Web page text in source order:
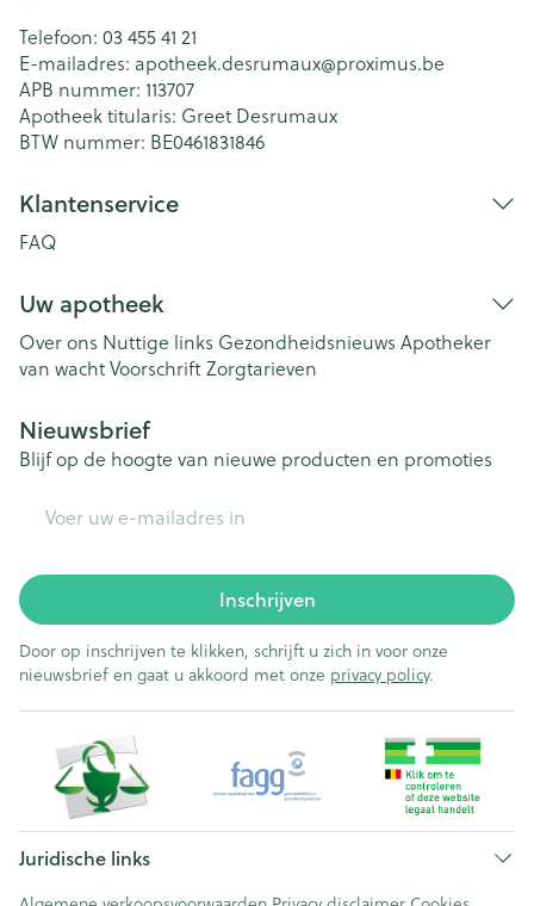
Telefoon: 03 455 41 21
E-mailadres: apotheek.desrumaux@proximus.be
APB nummer: 113707
Apotheek titularis: Greet Desrumaux
BTW nummer: BE0461831846
Klantenservice
FAQ
Uw apotheek
Over ons Nuttige links Gezondheidsnieuws Apotheker
van wachtVoorschriftZorgtarieven
Nieuwsbrief
Blijf op de hoogte van nieuwe producten en promoties
Inschrijven
Door op inschrijven te klikken, schrijft u zich in voor onze
nieuwsbrief en gaat u akkoord met onze privacy policy.
Juridische links